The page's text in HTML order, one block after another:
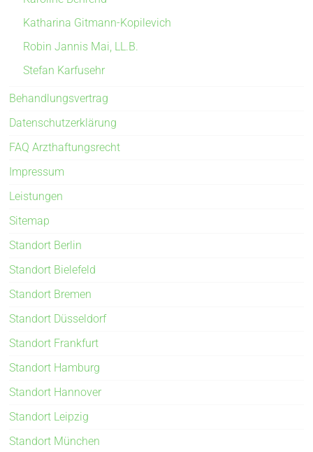
Katharina Gitmann-Kopilevich
Robin Jannis Mai, LL.B.
Stefan Karfusehr
Behandlungsvertrag
Datenschutzerklärung
FAQ Arzthaftungsrecht
Impressum
Leistungen
Sitemap
Standort Berlin
Standort Bielefeld
Standort Bremen
Standort Düsseldorf
Standort Frankfurt
Standort Hamburg
Standort Hannover
Standort Leipzig
Standort München